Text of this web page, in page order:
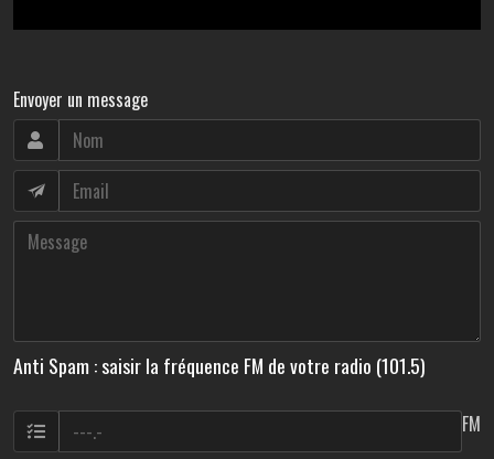
Envoyer un message
Anti Spam : saisir la fréquence FM de votre radio (101.5)
FM